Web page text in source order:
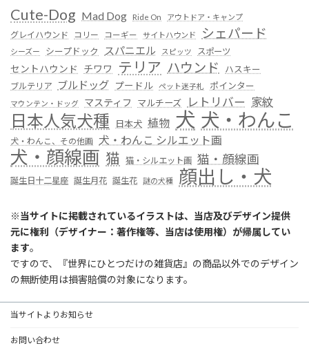
Cute-Dog Mad Dog Ride On アウトドア・キャンプ
グレイハウンド コリー コーギー サイトハウンド シェパード
シーズー シープドック スパニエル スピッツ スポーツ
セントハウンド チワワ テリア ハウンド ハスキー
ブルテリア ブルドッグ プードル ペット迷子札 ポインター
マウンテン・ドッグ マスティフ マルチーズ レトリバー 家紋
日本人気犬種 日本犬 植物 犬 犬・わんこ
犬・わんこ、その他画 犬・わんこ シルエット画
犬・顔線画 猫 猫・シルエット画 猫・顔線画
誕生日十二星座 誕生月花 誕生花 謎の犬種 顔出し・犬
※当サイトに掲載されているイラストは、当店及びデザイン提供
元に権利（デザイナー：著作権等、当店は使用権）が帰属してい
ます。
ですので、『世界にひとつだけの雑貨店』の商品以外でのデザイン
の無断使用は損害賠償の対象になります。
当サイトよりお知らせ
お問い合わせ